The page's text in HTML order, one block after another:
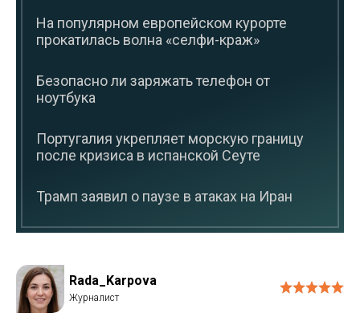
На популярном европейском курорте
прокатилась волна «селфи-краж»
Безопасно ли заряжать телефон от
ноутбука
Португалия укрепляет морскую границу
после кризиса в испанской Сеуте
Трамп заявил о паузе в атаках на Иран
Rada_Karpova